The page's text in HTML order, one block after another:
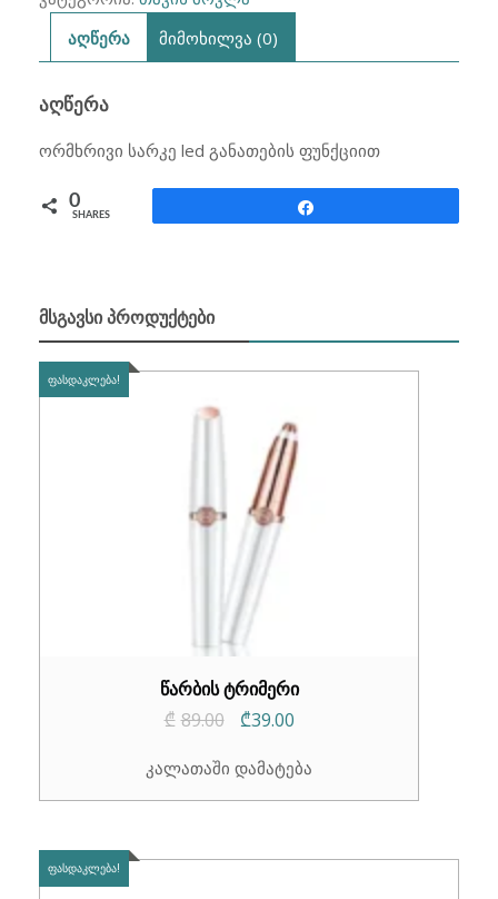
აღწერა
მიმოხილვა (0)
ᲐᲦᲬᲔᲠᲐ
ორმხრივი სარკე led განათების ფუნქციით
0
SHARES
ᲛᲡᲒᲐᲕᲡᲘ ᲞᲠᲝᲓᲣᲥᲢᲔᲑᲘ
ᲤᲐᲡᲓᲐᲙᲚᲔᲑᲐ!
წარბის ტრიმერი
₾ 89.00
Original
was:
₾39.00Current
is:
კალათაში დამატება
ᲤᲐᲡᲓᲐᲙᲚᲔᲑᲐ!